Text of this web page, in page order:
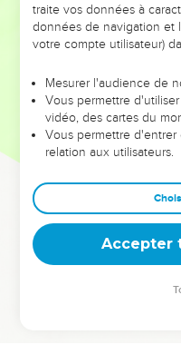
pierres pour le démolir ! »
« Seigneur notre Dieu,
eux le mépris dont ils
la déportation dans un
Ne pardonne pas leur
nous ont insultés en face
C’est ainsi que nous
la muraille ; nous l’avons
toute sa longueur, car
© Société biblique française –
traite vos données à
données de navigation et
votre compte utilisateur)
Mesurer l'audience de
Vous permettre
vidéo, des cartes du
Vous permettre
relation aux utilisateurs.
Accepter